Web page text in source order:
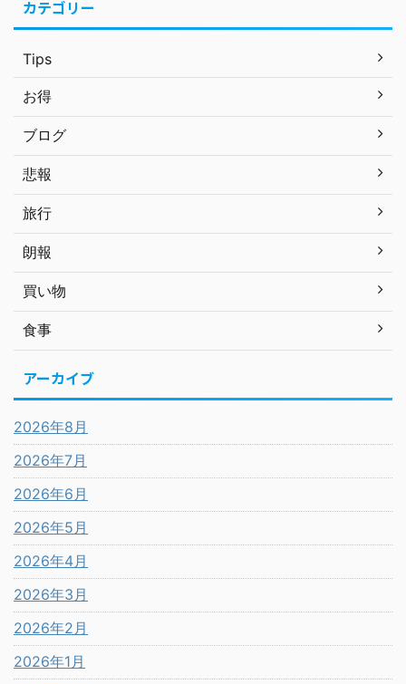
カテゴリー
Tips
お得
ブログ
悲報
旅行
朗報
買い物
食事
アーカイブ
2026年8月
2026年7月
2026年6月
2026年5月
2026年4月
2026年3月
2026年2月
2026年1月